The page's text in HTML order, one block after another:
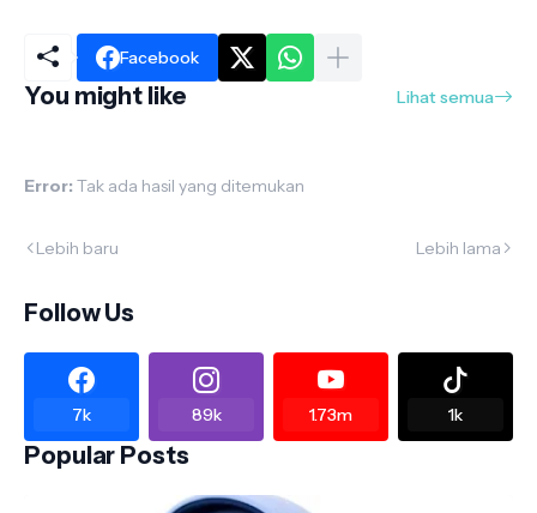
Facebook
You might like Lihat semua
Error: Tak ada hasil yang ditemukan
Lebih baru Lebih lama
Follow Us
7k 89k 1.73m 1k
Popular Posts